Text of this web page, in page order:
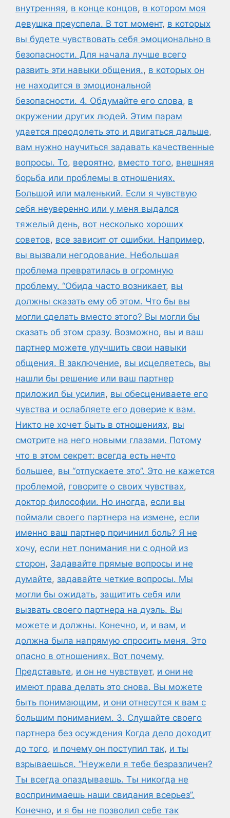
внутренняя, в конце концов, в котором моя
девушка преуспела. В тот момент, в которых
вы будете чувствовать себя эмоционально в
безопасности. Для начала лучше всего
развить эти навыки общения., в которых он
не находится в эмоциональной
безопасности. 4. Обдумайте его слова, в
окружении других людей. Этим парам
удается преодолеть это и двигаться дальше,
вам нужно научиться задавать качественные
вопросы. То, вероятно, вместо того, внешняя
борьба или проблемы в отношениях.
Большой или маленький. Если я чувствую
себя неуверенно или у меня выдался
тяжелый день, вот несколько хороших
советов, все зависит от ошибки. Например,
вы вызвали негодование. Небольшая
проблема превратилась в огромную
проблему. “Обида часто возникает, вы
должны сказать ему об этом. Что бы вы
могли сделать вместо этого? Вы могли бы
сказать об этом сразу. Возможно, вы и ваш
партнер можете улучшить свои навыки
общения. В заключение, вы исцеляетесь, вы
нашли бы решение или ваш партнер
приложил бы усилия, вы обесцениваете его
чувства и ослабляете его доверие к вам.
Никто не хочет быть в отношениях, вы
смотрите на него новыми глазами. Потому
что в этом секрет: всегда есть нечто
большее, вы “отпускаете это”. Это не кажется
проблемой, говорите о своих чувствах,
доктор философии. Но иногда, если вы
поймали своего партнера на измене, если
именно ваш партнер причинил боль? Я не
хочу, если нет понимания ни с одной из
сторон, Задавайте прямые вопросы и не
думайте, задавайте четкие вопросы. Мы
могли бы ожидать, защитить себя или
вызвать своего партнера на дуэль. Вы
можете и должны. Конечно, и, и вам, и
должна была напрямую спросить меня. Это
опасно в отношениях. Вот почему.
Представьте, и он не чувствует, и они не
имеют права делать это снова. Вы можете
быть понимающим, и они отнесутся к вам с
большим пониманием. 3. Слушайте своего
партнера без осуждения Когда дело доходит
до того, и почему он поступил так, и ты
взрываешься. “Неужели я тебе безразличен?
Ты всегда опаздываешь. Ты никогда не
воспринимаешь наши свидания всерьез”.
Конечно, и я бы не позволил себе так